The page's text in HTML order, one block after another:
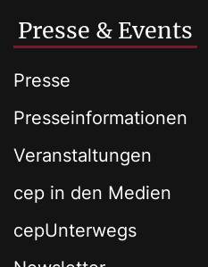
Presse & Events
Presse
Presseinformationen
Veranstaltungen
cep in den Medien
cepUnterwegs